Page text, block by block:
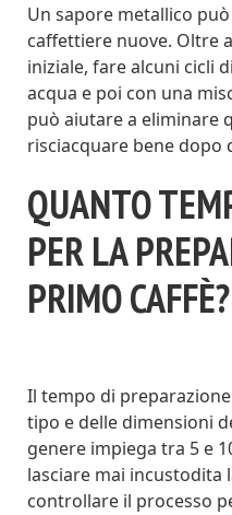
Un sapore metallico
caffettiere nuove. Oltre
iniziale, fare alcuni cicli
acqua e poi con una
può aiutare a eliminare
risciacquare bene
QUANTO
PER LA
PRIMO CAFFÈ?
Il tempo di
tipo e delle dimensioni
genere impiega tra 5 e
lasciare mai incustodita
controllare il processo